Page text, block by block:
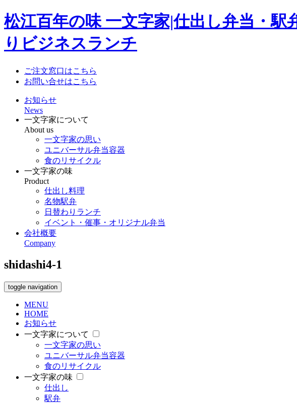
松江百年の味 一文字家|仕出し弁当・
りビジネスランチ
ご注文窓口はこちら
お問い合せはこちら
お知らせ
News
一文字家について
About us
一文字家の思い
ユニバーサル弁当容器
食のリサイクル
一文字家の味
Product
仕出し料理
名物駅弁
日替わりランチ
イベント・催事・オリジナル弁当
会社概要
Company
shidashi4-1
toggle navigation
MENU
HOME
お知らせ
一文字家について
一文字家の思い
ユニバーサル弁当容器
食のリサイクル
一文字家の味
仕出し
駅弁